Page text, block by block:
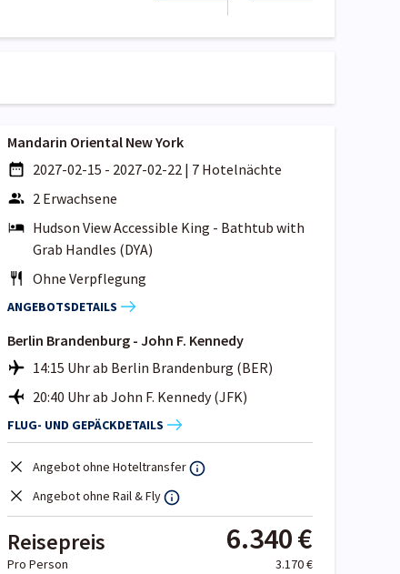
Mandarin Oriental New York
2027-02-15 - 2027-02-22 | 7 Hotelnächte
2 Erwachsene
Hudson View Accessible King - Bathtub with
Grab Handles (DYA)
Ohne Verpflegung
ANGEBOTSDETAILS
Berlin Brandenburg - John F. Kennedy
14:15 Uhr ab Berlin Brandenburg (BER)
20:40 Uhr ab John F. Kennedy (JFK)
FLUG- UND GEPÄCKDETAILS
Angebot ohne Hoteltransfer
Angebot ohne Rail & Fly
Reisepreis 6.340 €
Pro Person 3.170 €